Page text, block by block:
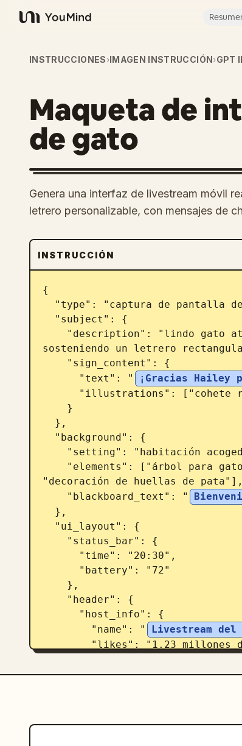
YouMind
INSTRUCCIONES›IMAGEN INSTRUCCIÓN›GPT
Maqueta de
de gato
Genera una interfaz de livestream móvil
letrero personalizable, con mensajes de
INSTRUCCIÓN
{
sosteniendo un letrero
      "text": "
¡Gracias Hailey
"decoración de huellas de pata"],
    "blackboard_text": "
        "name": "
Livestream
      },